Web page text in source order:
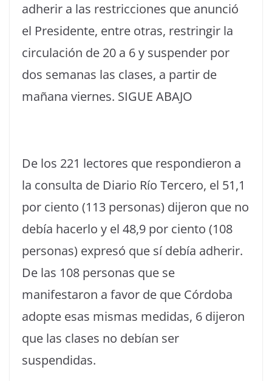
adherir a las restricciones que anunció
el Presidente, entre otras, restringir la
circulación de 20 a 6 y suspender por
dos semanas las clases, a partir de
mañana viernes. SIGUE ABAJO
De los 221 lectores que respondieron a
la consulta de Diario Río Tercero, el 51,1
por ciento (113 personas) dijeron que no
debía hacerlo y el 48,9 por ciento (108
personas) expresó que sí debía adherir.
De las 108 personas que se
manifestaron a favor de que Córdoba
adopte esas mismas medidas, 6 dijeron
que las clases no debían ser
suspendidas.